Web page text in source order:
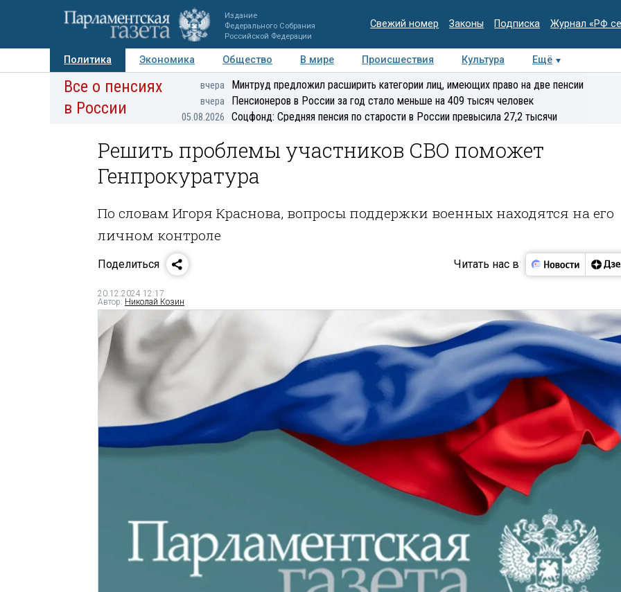
Издание
Федерального Собрания
Российской Федерации
Свежий номер Законы Подписка Журнал «РФ
Политика Экономика Общество В мире Происшествия Культура
Ещё
Авторы Персоны Мнения Регионы Медиацентр Интервью Колумнисты
Все о пенсиях
в России
вчера Минтруд предложил расширить категории лиц, имеющих право на две пенсии
вчера Пенсионеров в России за год стало меньше на 409 тысяч человек
05.08.2026 Соцфонд: Средняя пенсия по старости в России превысила 27,2 тысячи
Решить проблемы участников СВО поможет
Генпрокуратура
По словам Игоря Краснова, вопросы поддержки военных находятся на его
личном контроле
Поделиться Читать нас в
20.12.2024 12:17
Автор: Николай Козин